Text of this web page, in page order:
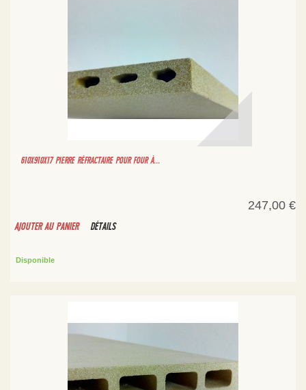
610X910X17 PIERRE RÉFRACTAIRE POUR FOUR À...
247,00 €
AJOUTER AU PANIER DÉTAILS
Disponible